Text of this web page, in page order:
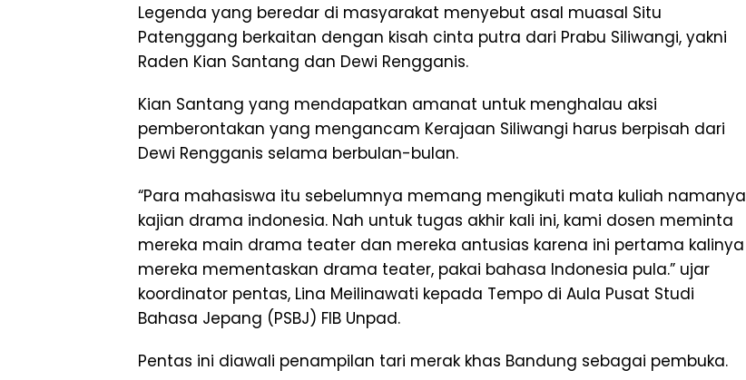
Legenda yang beredar di masyarakat menyebut asal muasal Situ
Patenggang berkaitan dengan kisah cinta putra dari Prabu Siliwangi, yakni
Raden Kian Santang dan Dewi Rengganis.
Kian Santang yang mendapatkan amanat untuk menghalau aksi
pemberontakan yang mengancam Kerajaan Siliwangi harus berpisah dari
Dewi Rengganis selama berbulan-bulan.
“Para mahasiswa itu sebelumnya memang mengikuti mata kuliah namanya
kajian drama indonesia. Nah untuk tugas akhir kali ini, kami dosen meminta
mereka main drama teater dan mereka antusias karena ini pertama kalinya
mereka mementaskan drama teater, pakai bahasa Indonesia pula.” ujar
koordinator pentas, Lina Meilinawati kepada Tempo di Aula Pusat Studi
Bahasa Jepang (PSBJ) FIB Unpad.
Pentas ini diawali penampilan tari merak khas Bandung sebagai pembuka.